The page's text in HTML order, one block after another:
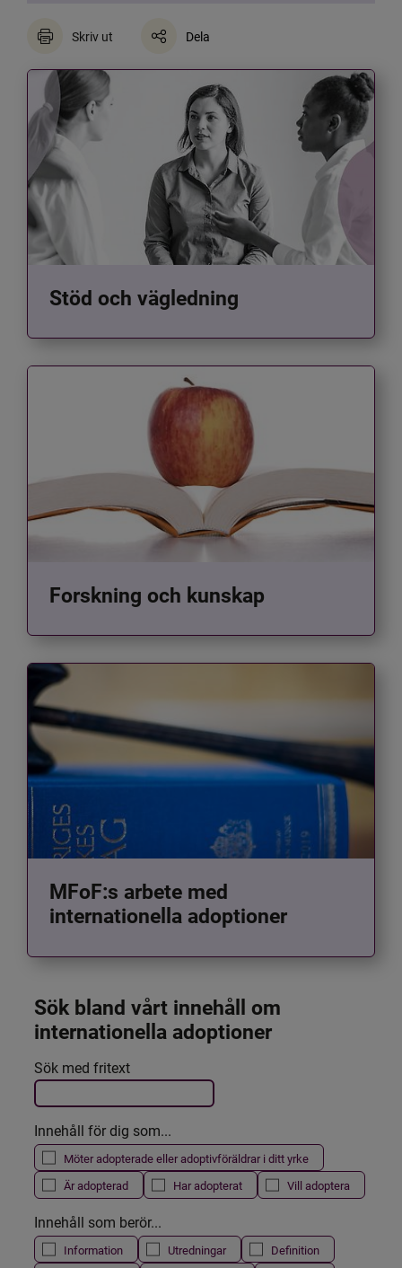
Skriv ut Dela
Stöd och vägledning
Forskning och kunskap
MFoF:s arbete med
internationella adoptioner
Sök bland vårt innehåll om
internationella adoptioner
Filtrera resultatet
Det här formuläret postas automatiskt
Sök med fritext
Innehåll för dig som...
Möter adopterade eller adoptivföräldrar i ditt yrke
Är adopterad
Har adopterat Vill adoptera
Innehåll som berör...
Information Utredningar
Definition